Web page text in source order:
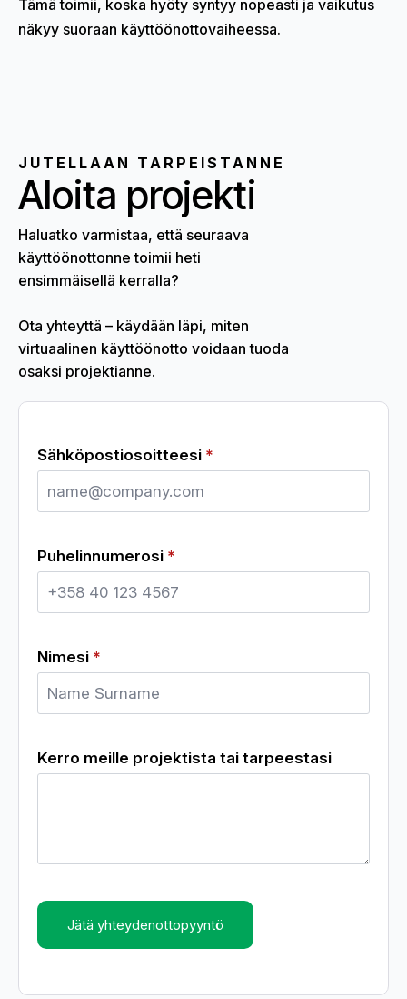
Tämä toimii, koska hyöty syntyy nopeasti ja vaikutus
näkyy suoraan käyttöönottovaiheessa.
JUTELLAAN TARPEISTANNE
Aloita projekti
Haluatko varmistaa, että seuraava
käyttöönottonne toimii heti
ensimmäisellä kerralla?
Ota yhteyttä – käydään läpi, miten
virtuaalinen käyttöönotto voidaan tuoda
osaksi projektianne.
Sähköpostiosoitteesi *
Puhelinnumerosi *
Nimesi *
Kerro meille projektista tai tarpeestasi
Jätä yhteydenottopyyntö